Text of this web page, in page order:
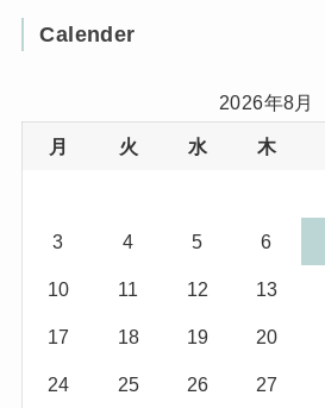
(3)
(10)
Calender
2026年8月
月 火 水 木
3 4 5 6
10 11 12 13
17 18 19 20
24 25 26 27